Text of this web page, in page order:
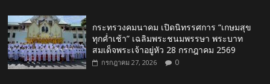
กระทรวงคมนาคม เปิดนิทรรศการ “เกษมสุข
ทุกค่ำเช้า” เฉลิมพระชนมพรรษา พระบาท
สมเด็จพระเจ้าอยู่หัว 28 กรกฎาคม 2569
กรกฎาคม 27, 2026 0